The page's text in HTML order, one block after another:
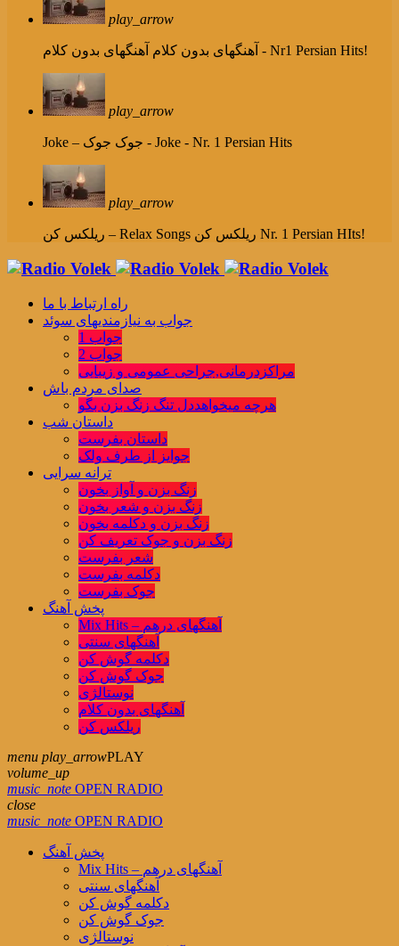
play_arrow
آهنگهای بدون کلام آهنگهای بدون کلام - Nr1 Persian Hits!
play_arrow
Joke – جوک جوک - Joke - Nr. 1 Persian Hits
play_arrow
ریلکس کن – Relax Songs ریلکس کن Nr. 1 Persian HIts!
راه ارتباط با ما
جواب به نیازمندیهای سوئد
جواب 1
جواب 2
مراکزدرمانی,جراحی عمومی و زیبایی
صدای مردم باش
هرچه میخواهددل تنگ زنگ بزن بگو
داستان شب
داستان بفرست
جوایز از طرف ولک
ترانه سرایی
زنگ بزن و آواز بخون
زنگ بزن و شعر بخون
زنگ بزن و دکلمه بخون
زنگ بزن و جوک تعریف کن
شعر بفرست
دکلمه بفرست
جوک بفرست
پخش آهنگ
Mix Hits – آهنگهای درهم
آهنگهای سنتی
دکلمه گوش کن
جوک گوش کن
نوستالژی
آهنگهای بدون کلام
ریلکس کن
menu play_arrowPLAY
volume_up
music_note OPEN RADIO
close
music_note OPEN RADIO
پخش آهنگ
Mix Hits – آهنگهای درهم
آهنگهای سنتی
دکلمه گوش کن
جوک گوش کن
نوستالژی